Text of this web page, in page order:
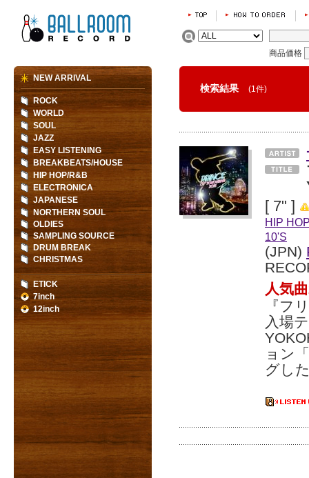
商品価格
検索結果 (1件)
[ 7" ]
HIP
10'S
(JPN)
人気
『フ
入場
ョン
グし
NEW ARRIVAL
ROCK
WORLD
SOUL
JAZZ
EASY LISTENING
BREAKBEATS/HOUSE
HIP HOP/R&B
ELECTRONICA
JAPANESE
NORTHERN SOUL
OLDIES
SAMPLING SOURCE
DRUM BREAK
CHRISTMAS
ETICK
7inch
12inch